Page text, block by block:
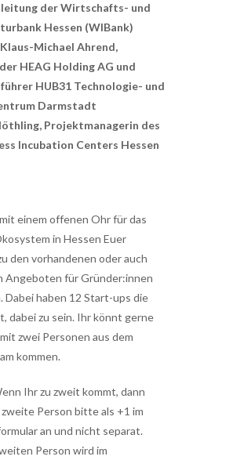
der Wirtschafts- und
Hessen (WIBank)
Michael Ahrend,
HEAG Holding AG und
HUB31 Technologie- und
Darmstadt
Projektmanagerin des
Incubation Centers Hessen
einem offenen Ohr für das
in Hessen Euer
den vorhandenen oder auch
Angeboten für Gründer:innen
Dabei haben 12 Start-ups die
dabei zu sein. Ihr könnt gerne
zwei Personen aus dem
kommen.
Ihr zu zweit kommt, dann
Person bitte als +1 im
an und nicht separat.
Person wird im